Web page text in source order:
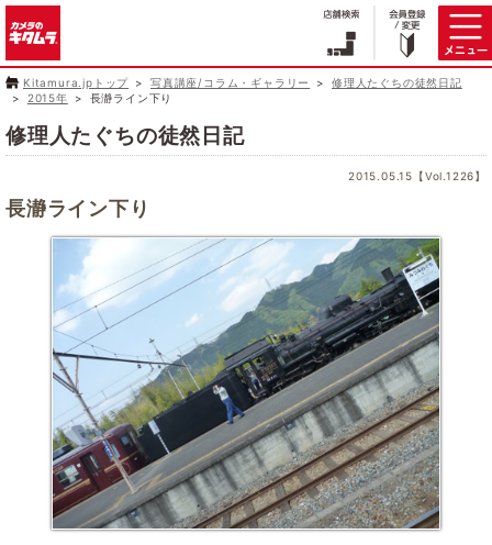
Kitamura.jpトップ 写真講座/コラム・ギャラリー
修理人たぐちの徒然日記
2015年
長瀞ライン下り
修理人たぐちの徒然日記
2015.05.15【Vol.1226】
長瀞ライン下り